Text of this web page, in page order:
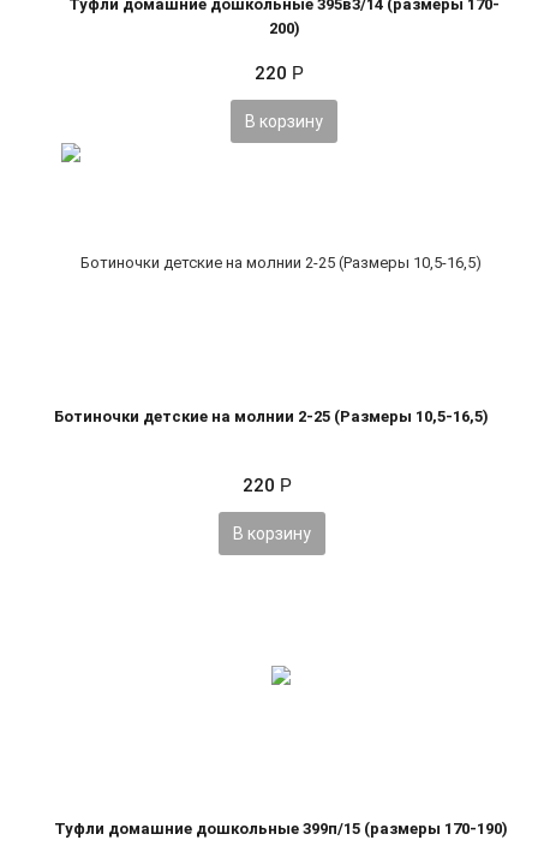
Туфли домашние дошкольные 395в3/14 (размеры 170-
200)
220 Р
В корзину
Ботиночки детские на молнии 2-25 (Размеры 10,5-16,5)
220 Р
В корзину
Туфли домашние дошкольные 399п/15 (размеры 170-190)